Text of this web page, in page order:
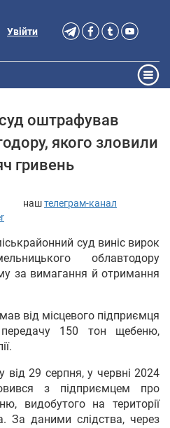
Увійти
оштрафував
якого зловили
гривень
наштелеграм-канал
суд виніс вирок
облавтодору
за вимагання й отримання
від місцевого підприємця
150 тон щебеню,
від 29 серпня, у червні 2024
з підприємцем про
видобутого на території
За даними слідства, через